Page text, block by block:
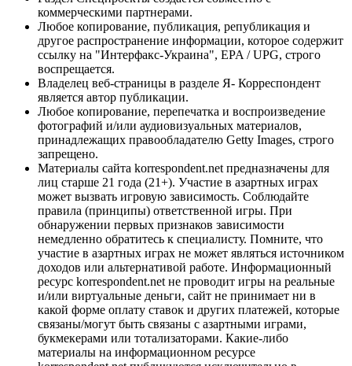
коммерческими партнерами.
Любое копирование, публикация, републикация и
другое распространение информации, которое содержит
ссылку на "Интерфакс-Украина", EPA / UPG, строго
воспрещается.
Владелец веб-страницы в разделе Я- Корреспондент
является автор публикации.
Любое копирование, перепечатка и воспроизведение
фотографий и/или аудиовизуальных материалов,
принадлежащих правообладателю Getty Images, строго
запрещено.
Материалы сайта korrespondent.net предназначены для
лиц старше 21 года (21+). Участие в азартных играх
может вызвать игровую зависимость. Соблюдайте
правила (принципы) ответственной игры. При
обнаружении первых признаков зависимости
немедленно обратитесь к специалисту. Помните, что
участие в азартных играх не может являться источником
доходов или альтернативой работе. Информационный
ресурс korrespondent.net не проводит игры на реальные
и/или виртуальные деньги, сайт не принимает ни в
какой форме оплату ставок и других платежей, которые
связаны/могут быть связаны с азартными играми,
букмекерами или тотализаторами. Какие-либо
материалы на информационном ресурсе